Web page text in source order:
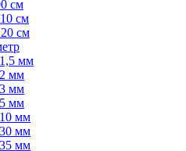
см
см
см
мм
мм
мм
мм
мм
мм
мм